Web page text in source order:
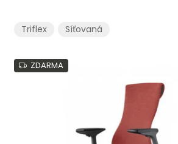
Triflex Síťovaná
ZDARMA